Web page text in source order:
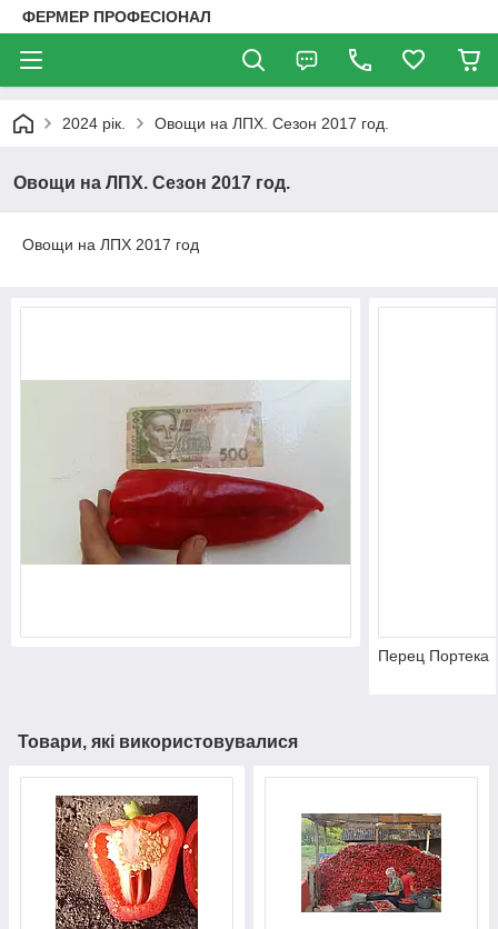
ФЕРМЕР ПРОФЕСІОНАЛ
2024 рік. Овощи на ЛПХ. Сезон 2017 год.
Овощи на ЛПХ. Сезон 2017 год.
Овощи на ЛПХ 2017 год
Перец Портека
Товари, які використовувалися